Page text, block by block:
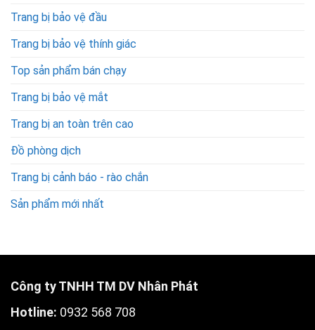
Trang bị bảo vệ đầu
Trang bị bảo vệ thính giác
Top sản phẩm bán chạy
Trang bị bảo vệ mắt
Trang bị an toàn trên cao
Đồ phòng dịch
Trang bị cảnh báo - rào chắn
Sản phẩm mới nhất
Công ty TNHH TM DV Nhân Phát
Hotline: 0932 568 708